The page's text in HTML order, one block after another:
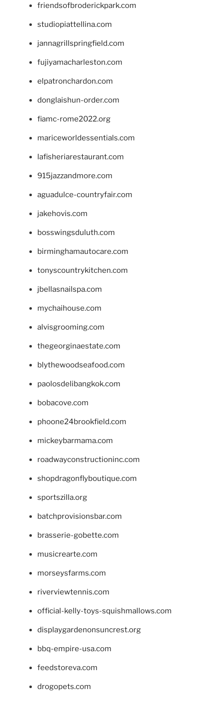
friendsofbroderickpark.com
studiopiattellina.com
jannagrillspringfield.com
fujiyamacharleston.com
elpatronchardon.com
donglaishun-order.com
fiamc-rome2022.org
mariceworldessentials.com
lafisheriarestaurant.com
915jazzandmore.com
aguadulce-countryfair.com
jakehovis.com
bosswingsduluth.com
birminghamautocare.com
tonyscountrykitchen.com
jbellasnailspa.com
mychaihouse.com
alvisgrooming.com
thegeorginaestate.com
blythewoodseafood.com
paolosdelibangkok.com
bobacove.com
phoone24brookfield.com
mickeybarmama.com
roadwayconstructioninc.com
shopdragonflyboutique.com
sportszilla.org
batchprovisionsbar.com
brasserie-gobette.com
musicrearte.com
morseysfarms.com
riverviewtennis.com
official-kelly-toys-squishmallows.com
displaygardenonsuncrest.org
bbq-empire-usa.com
feedstoreva.com
drogopets.com